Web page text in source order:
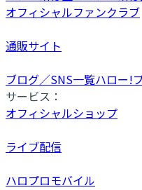
オフィシャルファンクラブ
通販サイト
ブログ／SNS一覧ハロー!
サービス：
オフィシャルショップ
ライブ配信
ハロプロモバイル